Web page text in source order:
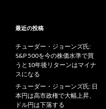
最近の投稿
チューダー・ジョーンズ氏:
S&P 500を今の株価水準で買
うと10年後リターンはマイナ
スになる
チューダー・ジョーンズ氏: 日
本円は高市政権で大幅上昇、
ドル円は下落する